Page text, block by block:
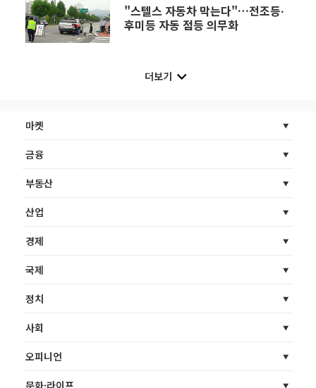
"스텔스 자동차 막는다"…전조등∙
후미등 자동 점등 의무화
더보기
마켓
금융
부동산
산업
경제
국제
정치
사회
오피니언
문화·라이프